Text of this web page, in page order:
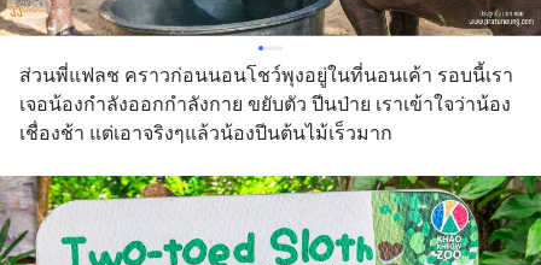
ส่วนพี่แฟลช คราวก่อนนอนโชว์พุงอยู่ในที่นอนเค้า รอบนี้เรา
เจอน้องกำลังออกกำลังกาย ขยับตัว ปีนป่าย เราเข้าใจว่าน้อง
เชื่องช้า แต่เอาจริงๆแล้วน้องปีนต้นไม้เร็วมาก